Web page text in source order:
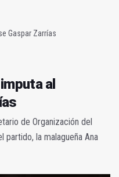
Gaspar Zarrías
al
de Organización del
partido, la malagueña Ana